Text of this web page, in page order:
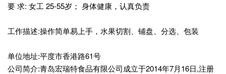
要 求: 女工 25-55岁； 身体健康，认真负责
工作描述:操作简单易上手，水果切割、铺盘、分选、包装
单位地址:平度市香港路61号
公司简介:青岛宏瑞特食品有限公司成立于2014年7月16日,注册